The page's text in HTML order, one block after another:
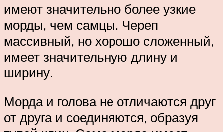
имеют значительно более узкие
морды, чем самцы. Череп
массивный, но хорошо сложенный,
имеет значительную длину и
ширину.
Морда и голова не отличаются друг
от друга и соединяются, образуя